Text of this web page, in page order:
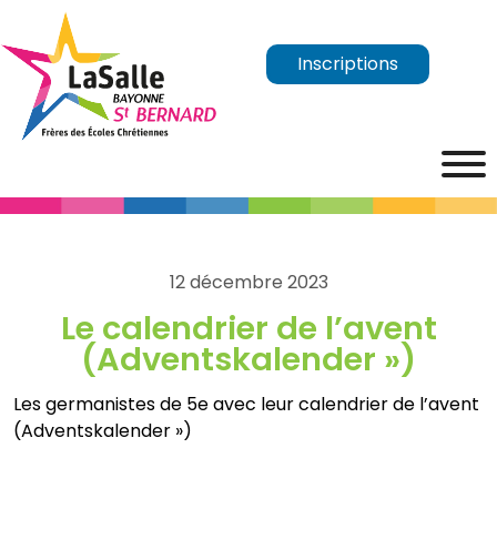
Inscriptions
12 décembre 2023
Le calendrier de l’avent
(Adventskalender »)
Les germanistes de 5e avec leur calendrier de l’avent
(Adventskalender »)